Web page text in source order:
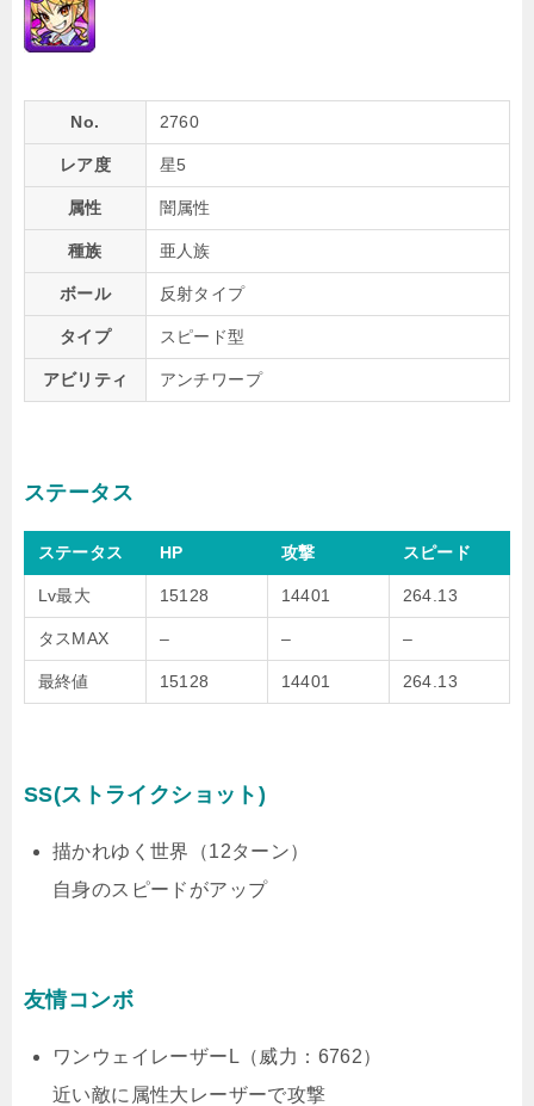
No. 2760
レア度 星5
属性 闇属性
種族 亜人族
ボール 反射タイプ
タイプ スピード型
アビリティ アンチワープ
ステータス
ステータス HP 攻撃 スピード
Lv最大 15128 14401 264.13
タスMAX – – –
最終値 15128 14401 264.13
SS(ストライクショット)
描かれゆく世界（12ターン）
自身のスピードがアップ
友情コンボ
ワンウェイレーザーL（威力：6762）
近い敵に属性大レーザーで攻撃